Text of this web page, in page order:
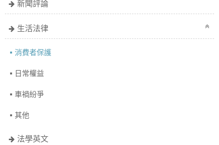
新聞評論
生活法律
消費者保護
日常權益
車禍紛爭
其他
法學英文